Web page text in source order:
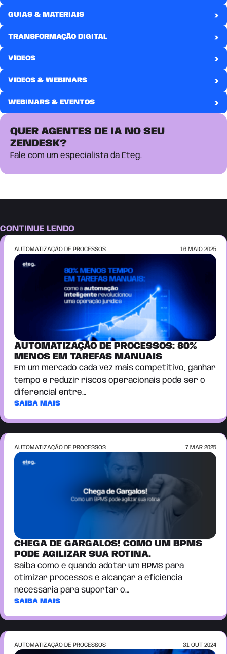
GUIAS & MATERIAIS ›
TRANSFORMAÇÃO DIGITAL ›
VÍDEOS ›
VIDEOS & WEBINARS ›
WEBINARS & EVENTOS ›
QUER AGENTES DE IA NO SEU
ZENDESK?
Fale com um especialista da Eteg.
CONTINUE LENDO
AUTOMATIZAÇÃO DE PROCESSOS 16 MAIO 2025
AUTOMATIZAÇÃO DE PROCESSOS: 80%
MENOS EM TAREFAS MANUAIS
Em um mercado cada vez mais competitivo, ganhar
tempo e reduzir riscos operacionais pode ser o
diferencial entre…
SAIBA MAIS
AUTOMATIZAÇÃO DE PROCESSOS 7 MAR 2025
CHEGA DE GARGALOS! COMO UM BPMS
PODE AGILIZAR SUA ROTINA.
Saiba como e quando adotar um BPMS para
otimizar processos e alcançar a eficiência
necessária para suportar o…
SAIBA MAIS
AUTOMATIZAÇÃO DE PROCESSOS 31 OUT 2024